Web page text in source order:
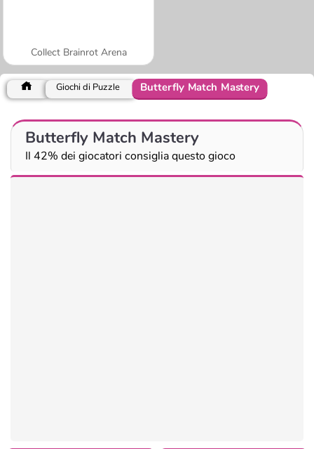
Collect Brainrot Arena
Giochi di Puzzle Butterfly Match Mastery
Butterfly Match Mastery
Il 42% dei giocatori consiglia questo gioco